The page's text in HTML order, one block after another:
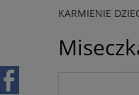
ARTYKUŁY
KARMIENIE